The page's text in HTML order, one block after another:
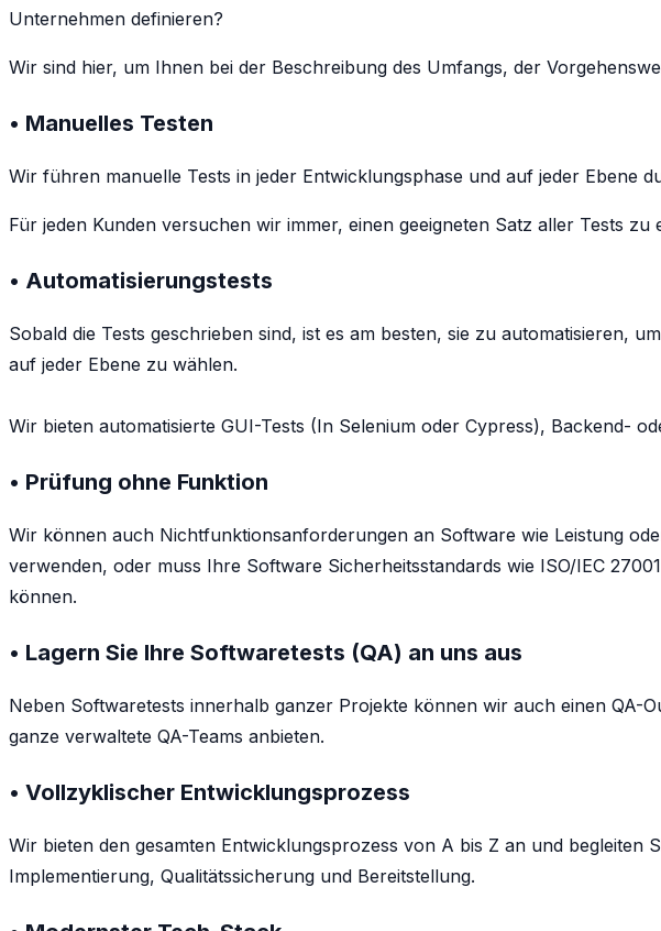
Unternehmen definieren?
Wir sind hier, um Ihnen bei der Beschreibung des Umfangs, der
• Manuelles Testen
Wir führen manuelle Tests in jeder Entwicklungsphase und auf jeder Ebene
Für jeden Kunden versuchen wir immer, einen geeigneten Satz aller Tests
• Automatisierungstests
Sobald die Tests geschrieben sind, ist es am besten, sie zu automatisieren,
auf jeder Ebene zu wählen.
Wir bieten automatisierte GUI-Tests (In Selenium oder Cypress), Backend-
• Prüfung ohne Funktion
Wir können auch Nichtfunktionsanforderungen an Software wie Leistung
verwenden, oder muss Ihre Software Sicherheitsstandards wie ISO/IEC
können.
• Lagern Sie Ihre Softwaretests (QA) an uns aus
Neben Softwaretests innerhalb ganzer Projekte können wir auch einen
ganze verwaltete QA-Teams anbieten.
• Vollzyklischer Entwicklungsprozess
Wir bieten den gesamten Entwicklungsprozess von A bis Z an und
Implementierung, Qualitätssicherung und Bereitstellung.